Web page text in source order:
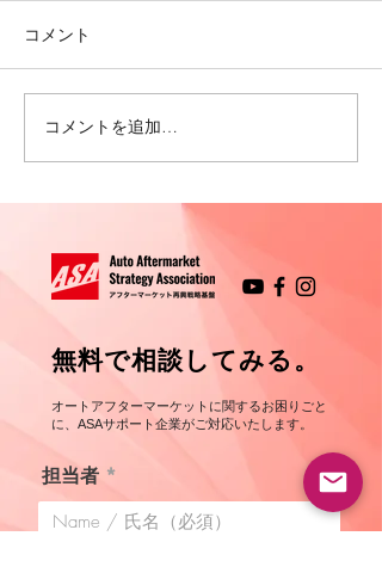
プロフィール 関根 武史
コメント
コメントを追加…
​無料で相談してみる。
オートアフターマーケットに関するお困りごと
に、ASA​サポート企業がご対応いたします。
担当者